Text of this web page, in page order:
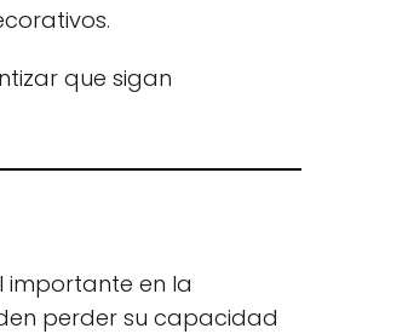
que sigan
importante en la
perder su capacidad